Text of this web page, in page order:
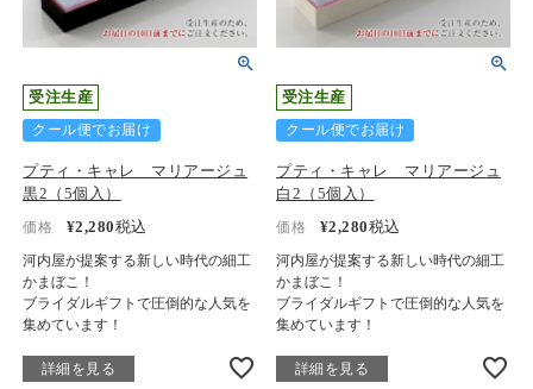
受注生産
クール便でお届け
プティ・キャレ マリアージュ
黒2（5個入）
価格 ¥2,280税込
河内屋が提案する新しい時代の細工
かまぼこ！
ブライダルギフトで圧倒的な人気を
集めています！
詳細を見る
受注生産
クール便でお届け
プティ・キャレ マリアージュ
白2（5個入）
価格 ¥2,280税込
河内屋が提案する新しい時代の細工
かまぼこ！
ブライダルギフトで圧倒的な人気を
集めています！
詳細を見る